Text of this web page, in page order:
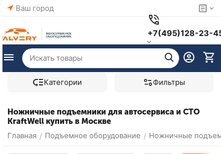
Ваш город
+7(495)128-23-
Категории Фильтры
Ножничные подъемники для автосервиса и СТО
KraftWell купить в Москве
Главная / Подъемное оборудование / Ножничные